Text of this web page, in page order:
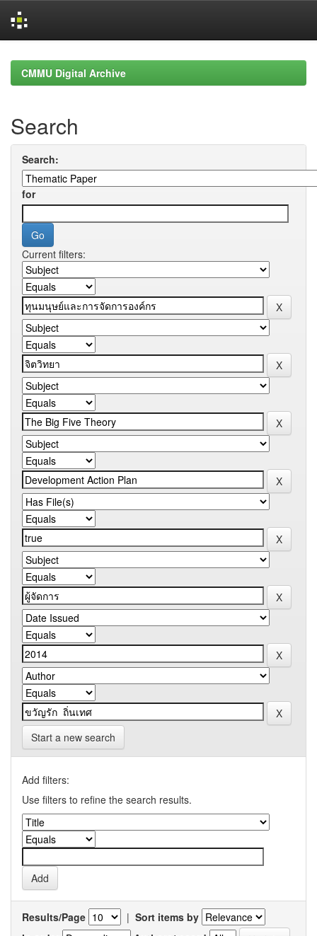
navigationCMMU Digital Archive
Search
Search:
for
Current filters:
Start a new search
Add filters:
Use filters to refine the search results.
Results/Page | Sort items by